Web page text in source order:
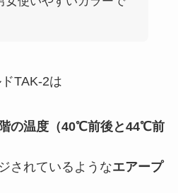
TAK-2は
の温度（40℃前後と44℃前
されているようなエアープ